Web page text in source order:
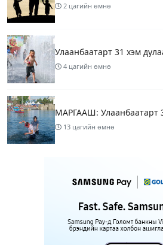
2 цагийн өмнө
Улаанбаатарт 31 хэм
4 цагийн өмнө
МАРГААШ: Улаанбаатарт
13 цагийн өмнө
илрүүлэн шалгаж байна
Энэ сарын 9-13-ныг